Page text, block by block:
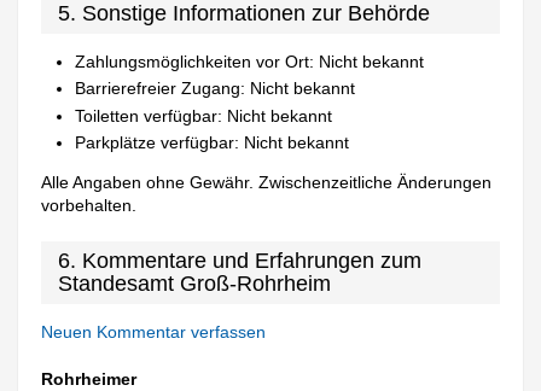
5. Sonstige Informationen zur Behörde
Zahlungsmöglichkeiten vor Ort: Nicht bekannt
Barrierefreier Zugang: Nicht bekannt
Toiletten verfügbar: Nicht bekannt
Parkplätze verfügbar: Nicht bekannt
Alle Angaben ohne Gewähr. Zwischenzeitliche Änderungen
vorbehalten.
6. Kommentare und Erfahrungen zum
Standesamt Groß-Rohrheim
Neuen Kommentar verfassen
Rohrheimer